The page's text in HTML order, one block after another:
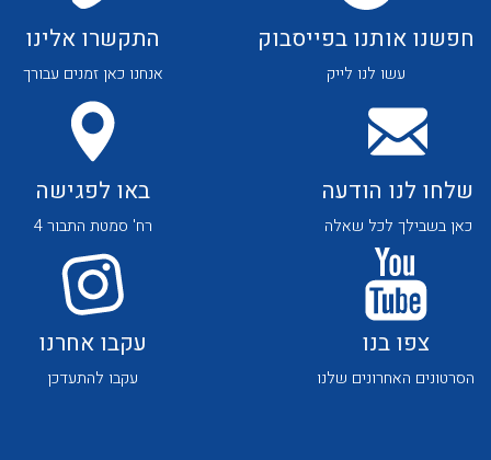
לכל מוצרי היצרן לכל מוצרי היצרן
לכל מוצרי היצרן לכל מוצרי היצרן
חפשנו אותנו בפייסבוק
עשו לנו לייק
התקשרו אלינו
אנחנו כאן זמנים עבורך
שלחו לנו הודעה
כאן בשבילך לכל שאלה
באו לפגישה
רח' סמטת התבור 4
צפו בנו
הסרטונים האחרונים שלנו
עקבו אחרנו
עקבו להתעדכן